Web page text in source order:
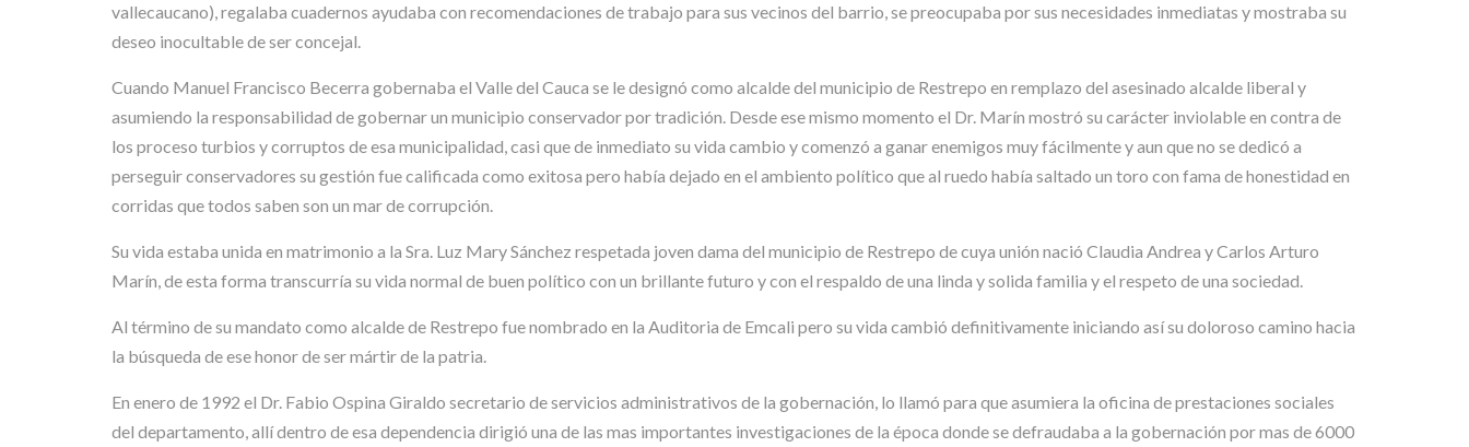
vallecaucano), regalaba cuadernos ayudaba con recomendaciones de trabajo para sus vecinos del barrio, se preocupaba por sus necesidades inmediatas y mostraba su
deseo inocultable de ser concejal.
Cuando Manuel Francisco Becerra gobernaba el Valle del Cauca se le designó como alcalde del municipio de Restrepo en remplazo del asesinado alcalde liberal y
asumiendo la responsabilidad de gobernar un municipio conservador por tradición. Desde ese mismo momento el Dr. Marín mostró su carácter inviolable en contra de
los proceso turbios y corruptos de esa municipalidad, casi que de inmediato su vida cambio y comenzó a ganar enemigos muy fácilmente y aun que no se dedicó a
perseguir conservadores su gestión fue calificada como exitosa pero había dejado en el ambiento político que al ruedo había saltado un toro con fama de honestidad en
corridas que todos saben son un mar de corrupción.
Su vida estaba unida en matrimonio a la Sra. Luz Mary Sánchez respetada joven dama del municipio de Restrepo de cuya unión nació Claudia Andrea y Carlos Arturo
Marín, de esta forma transcurría su vida normal de buen político con un brillante futuro y con el respaldo de una linda y solida familia y el respeto de una sociedad.
Al término de su mandato como alcalde de Restrepo fue nombrado en la Auditoria de Emcali pero su vida cambió definitivamente iniciando así su doloroso camino hacia
la búsqueda de ese honor de ser mártir de la patria.
En enero de 1992 el Dr. Fabio Ospina Giraldo secretario de servicios administrativos de la gobernación, lo llamó para que asumiera la oficina de prestaciones sociales
del departamento, allí dentro de esa dependencia dirigió una de las mas importantes investigaciones de la época donde se defraudaba a la gobernación por mas de 6000